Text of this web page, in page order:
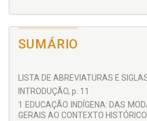
SUMÁRIO
LISTA DE ABREVIATURAS E
INTRODUÇÃO, p. 11
1 EDUCAÇÃO INDÍGENA: DAS
GERAIS AO CONTEXTO